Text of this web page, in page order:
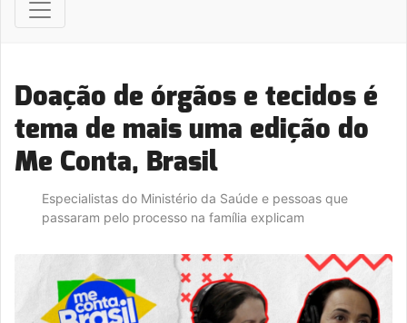
Doação de órgãos e tecidos é
tema de mais uma edição do
Me Conta, Brasil
Especialistas do Ministério da Saúde e pessoas que
passaram pelo processo na família explicam